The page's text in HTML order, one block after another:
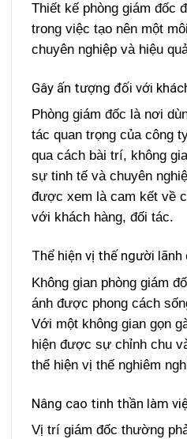
Thiết kế phòng giám đốc
trong việc tạo nên một
chuyên nghiệp và hiệu
Gây ấn tượng đối với
Phòng giám đốc là nơi
tác quan trọng của công
qua cách bài trí, không
sự tinh tế và chuyên
được xem là cam kết về
với khách hàng, đối tác.
Thể hiện vị thế người lãnh
Không gian phòng giám
ánh được phong cách
Với một không gian gọn
hiện được sự chỉnh chu
thể hiện vị thế nghiêm
Nâng cao tinh thần làm
Vị trí giám đốc thường